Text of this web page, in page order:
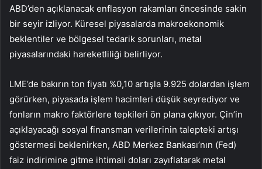
ABD’den açıklanacak enflasyon rakamları öncesinde sakin
bir seyir izliyor. Küresel piyasalarda makroekonomik
beklentiler ve bölgesel tedarik sorunları, metal
piyasalarındaki hareketliliği belirliyor.
LME’de bakırın ton fiyatı %0,10 artışla 9.925 dolardan işlem
görürken, piyasada işlem hacimleri düşük seyrediyor ve
fonların makro faktörlere tepkileri ön plana çıkıyor. Çin’in
açıklayacağı sosyal finansman verilerinin talepteki artışı
göstermesi beklenirken, ABD Merkez Bankası’nın (Fed)
faiz indirimine gitme ihtimali doları zayıflatarak metal